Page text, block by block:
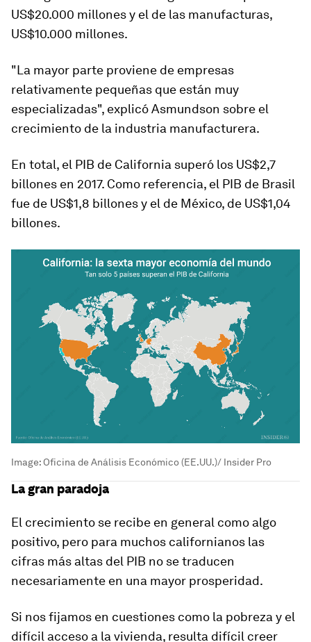
US$20.000 millonesy el de las manufacturas,
US$10.000 millones.
"La mayor parte proviene de empresas
relativamente pequeñas que están muy
especializadas", explicó Asmundson sobre el
crecimiento de la industria manufacturera.
En total, el PIB de California superó los US$2,7
billones en 2017. Como referencia, el PIB de Brasil
fue de US$1,8 billones y el de México, de US$1,04
billones.
Image: Oficina de Análisis Económico (EE.UU.)/ Insider Pro
La gran paradoja
El crecimiento se recibe en general como algo
positivo, pero para muchos californianos las
cifras más altas del PIB no se traducen
necesariamente en una mayor prosperidad.
Si nos fijamos en cuestiones como la pobreza y el
difícil acceso a la vivienda, resulta difícil creer